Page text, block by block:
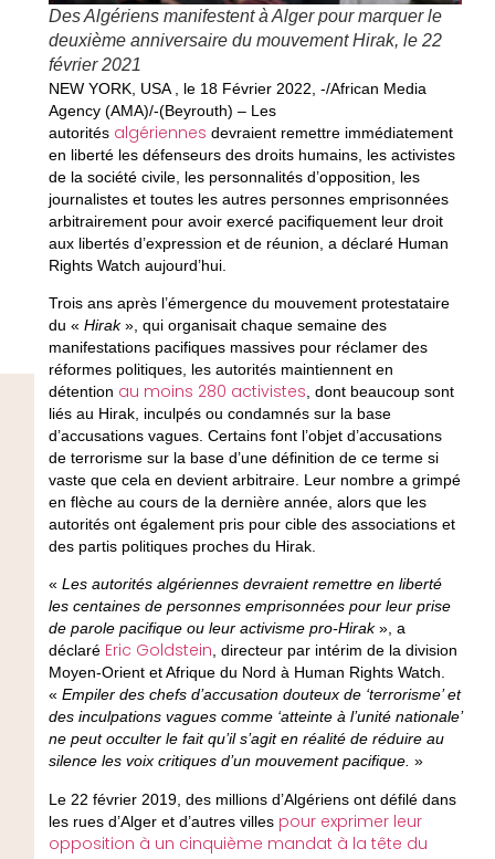
Des Algériens manifestent à Alger pour marquer le
deuxième anniversaire du mouvement Hirak, le 22
février 2021
NEW YORK, USA , le 18 Février 2022, -/African Media
Agency (AMA)/-(Beyrouth) – Les
autorités algériennes devraient remettre immédiatement
en liberté les défenseurs des droits humains, les activistes
de la société civile, les personnalités d’opposition, les
journalistes et toutes les autres personnes emprisonnées
arbitrairement pour avoir exercé pacifiquement leur droit
aux libertés d’expression et de réunion, a déclaré Human
Rights Watch aujourd’hui.
Trois ans après l’émergence du mouvement protestataire
du « Hirak», qui organisait chaque semaine des
manifestations pacifiques massives pour réclamer des
réformes politiques, les autorités maintiennent en
détention au moins 280 activistes , dont beaucoup sont
liés au Hirak, inculpés ou condamnés sur la base
d’accusations vagues. Certains font l’objet d’accusations
de terrorisme sur la base d’une définition de ce terme si
vaste que cela en devient arbitraire. Leur nombre a grimpé
en flèche au cours de la dernière année, alors que les
autorités ont également pris pour cible des associations et
des partis politiques proches du Hirak.
« Les autorités algériennes devraient remettre en liberté
les centaines de personnes emprisonnées pour leur prise
de parole pacifique ou leur activisme pro-Hirak», a
déclaré Eric Goldstein, directeur par intérim de la division
Moyen-Orient et Afrique du Nord à Human Rights Watch.
« Empiler des chefs d’accusation douteux de ‘terrorisme’ et
des inculpations vagues comme ‘atteinte à l’unité nationale’
ne peut occulter le fait qu’il s’agit en réalité de réduire au
silence les voix critiques d’un mouvement pacifique. »
Le 22 février 2019, des millions d’Algériens ont défilé dans
les rues d’Alger et d’autres villes pour exprimer leur
opposition à un cinquième mandat à la tête du